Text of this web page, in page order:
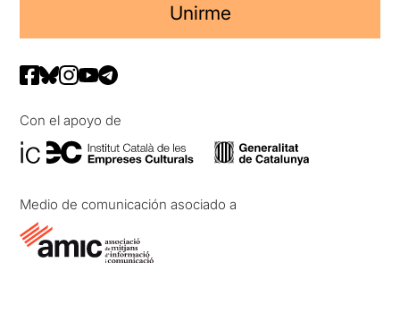
Unirme
Con el apoyo de
Medio de comunicación asociado a